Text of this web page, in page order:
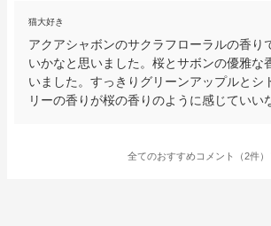
猫大好き
アクアシャボンのサクラフローラルの香り
いかなと思いました。桜とサボンの優雅な
いました。すっきりグリーンアップルとシ
リーの香りが桜の香りのように感じていい
全てのおすすめコメント（2件）